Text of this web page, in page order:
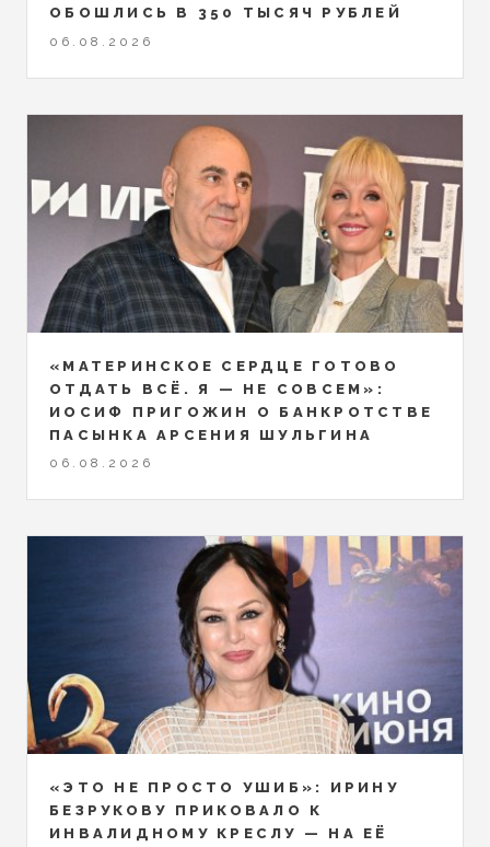
ОБОШЛИСЬ В 350 ТЫСЯЧ РУБЛЕЙ
06.08.2026
«МАТЕРИНСКОЕ СЕРДЦЕ ГОТОВО
ОТДАТЬ ВСЁ. Я — НЕ СОВСЕМ»:
ИОСИФ ПРИГОЖИН О БАНКРОТСТВЕ
ПАСЫНКА АРСЕНИЯ ШУЛЬГИНА
06.08.2026
«ЭТО НЕ ПРОСТО УШИБ»: ИРИНУ
БЕЗРУКОВУ ПРИКОВАЛО К
ИНВАЛИДНОМУ КРЕСЛУ — НА ЕЁ